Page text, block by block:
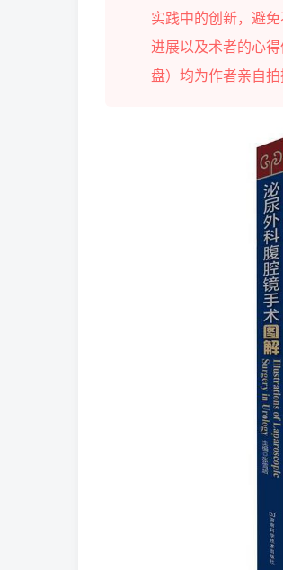
实践中的创新，避
进展以及术者的心
盘）均为作者亲自拍